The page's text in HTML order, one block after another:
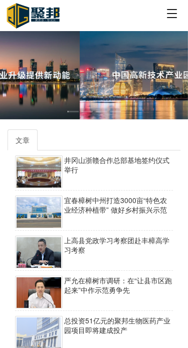
T
g
e
n
a
v
i
g
文章
井冈山浙赣合作总部基地签约仪式
举行
宜春樟树中州打造3000亩“特色农
业经济种植带” 做好乡村振兴示范
上高县党政学习考察团赴丰樟高学
习考察
严允在樟树市调研：在“让县市区跑
起来”中作示范勇争先
总投资51亿元的聚邦生物医药产业
园项目即将建成投产